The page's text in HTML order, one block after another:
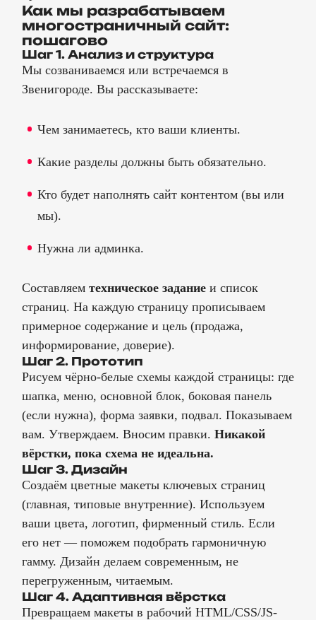
Как мы разрабатываем
многостраничный сайт:
пошагово
Шаг 1. Анализ и структура
Мы созваниваемся или встречаемся в
Звенигороде. Вы рассказываете:
Чем занимаетесь, кто ваши клиенты.
Какие разделы должны быть обязательно.
Кто будет наполнять сайт контентом (вы или
мы).
Нужна ли админка.
Составляем техническое заданиеи список
страниц. На каждую страницу прописываем
примерное содержание и цель (продажа,
информирование, доверие).
Шаг 2. Прототип
Рисуем чёрно-белые схемы каждой страницы: где
шапка, меню, основной блок, боковая панель
(если нужна), форма заявки, подвал. Показываем
вам. Утверждаем. Вносим правки. Никакой
вёрстки, пока схема не идеальна.
Шаг 3. Дизайн
Создаём цветные макеты ключевых страниц
(главная, типовые внутренние). Используем
ваши цвета, логотип, фирменный стиль. Если
его нет — поможем подобрать гармоничную
гамму. Дизайн делаем современным, не
перегруженным, читаемым.
Шаг 4. Адаптивная вёрстка
Превращаем макеты в рабочий HTML/CSS/JS-